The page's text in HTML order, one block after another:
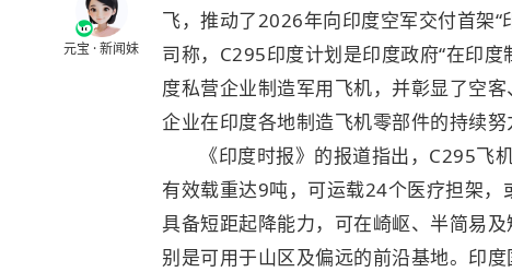
元宝 · 新闻妹
飞，推动了2026年向印度空军交付首架
司称，C295印度计划是印度政府“在印
度私营企业制造军用飞机，并彰显了空
企业在印度各地制造飞机零部件的持续努
《印度时报》的报道指出，C295飞
有效载重达9吨，可运载24个医疗担架
具备短距起降能力，可在崎岖、半简易
别是可用于山区及偏远的前沿基地。印